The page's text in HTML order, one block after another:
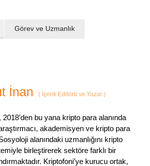
Görev ve Uzmanlık
İnan ( İçerik Editörü ve Yazar )
bu yana kripto para alanında
akademisyen ve kripto para
alanındaki uzmanlığını kripto
birleştirerek sektöre farklı bir
Kriptofoni’ye kurucu ortak,